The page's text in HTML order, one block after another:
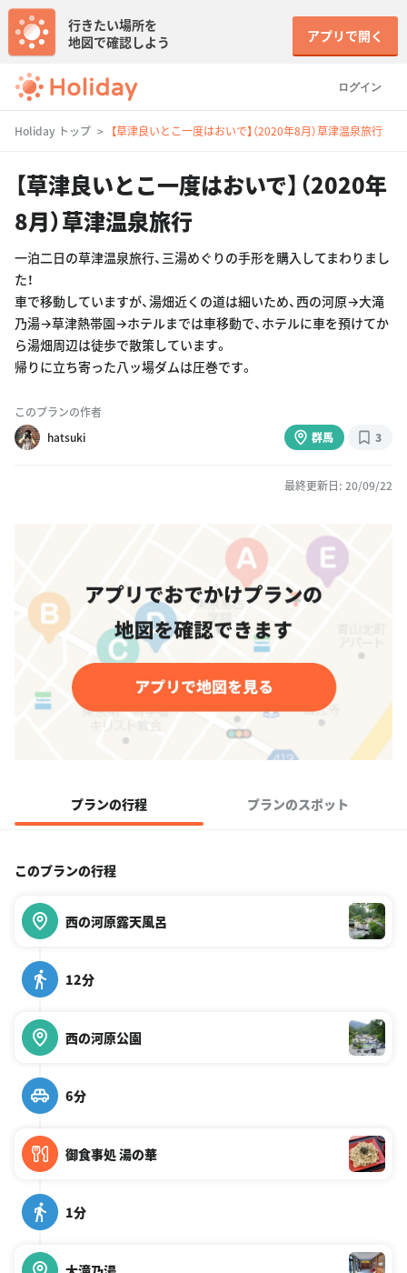
ログイン
行きたい場所を
地図で確認しよう
アプリで開く
Holiday トップ 【草津良いとこ一度はおいで】（2020年8月）草津温泉旅行
【草津良いとこ一度はおいで】（2020年
8月）草津温泉旅行
一泊二日の草津温泉旅行、三湯めぐりの手形を購入してまわりまし
た！
車で移動していますが、湯畑近くの道は細いため、西の河原→大滝
乃湯→草津熱帯園→ホテルまでは車移動で、ホテルに車を預けてか
ら湯畑周辺は徒歩で散策しています。
帰りに立ち寄った八ッ場ダムは圧巻です。
このプランの作者
hatsuki
群馬 3
最終更新日: 20/09/22
プランの行程 プランのスポット
このプランの行程
西の河原露天風呂
12分
西の河原公園
6分
御食事処 湯の華
1分